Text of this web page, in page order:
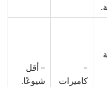
–
كاميرات
– أقل
شيوعًا.